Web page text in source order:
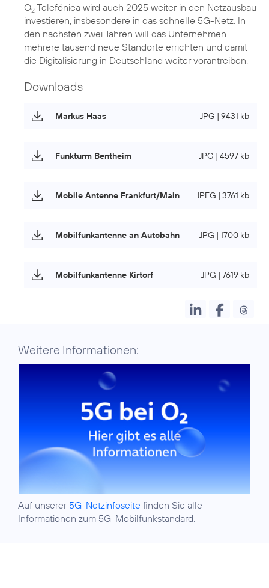
O2 Telefónica wird auch 2025 weiter in den Netzausbau
investieren, insbesondere in das schnelle 5G-Netz. In
den nächsten zwei Jahren will das Unternehmen
mehrere tausend neue Standorte errichten und damit
die Digitalisierung in Deutschland weiter vorantreiben.
Downloads
Markus Haas JPG | 9431 kb
Funkturm Bentheim JPG | 4597 kb
Mobile Antenne Frankfurt/Main JPEG | 3761 kb
Mobilfunkantenne an Autobahn JPG | 1700 kb
Mobilfunkantenne Kirtorf JPG | 7619 kb
Weitere Informationen:
Auf unserer 5G-Netzinfoseite finden Sie alle
Informationen zum 5G-Mobilfunkstandard.